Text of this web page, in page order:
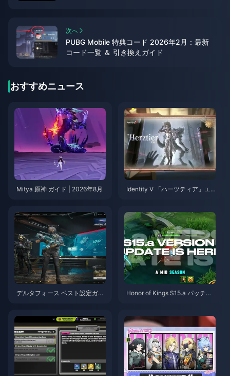
次へ
PUBG Mobile 特典コード 2026年2月：最新
コード一覧 ＆ 引き換えガイド
おすすめニュース
Mitya 原神 ガイド | 2026年8月
Identity V 「ハーツティア」エ
デルタフォース ベスト設定ガイ
Honor of Kings S15.a パッチノ